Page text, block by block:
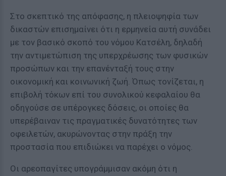
Στο σκεπτικό της απόφασης, η πλειοψηφία των
δικαστών επισημαίνει ότι η ερμηνεία αυτή συνάδει
με τον βασικό σκοπό του νόμου Κατσέλη, δηλαδή
την αντιμετώπιση της υπερχρέωσης των φυσικών
προσώπων και την επανένταξή τους στην
οικονομική και κοινωνική ζωή. Όπως τονίζεται, η
επιβολή τόκων επί του συνολικού κεφαλαίου θα
οδηγούσε σε υπέρογκες δόσεις, οι οποίες θα
υπερέβαιναν τις πραγματικές δυνατότητες των
οφειλετών, ακυρώνοντας στην πράξη την
προστασία που επιδιώκει να παρέχει ο νόμος.
Οι αρεοπαγίτες υπογράμμισαν ακόμη ότι η